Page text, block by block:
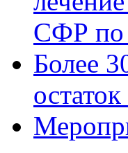
СФР по
Более